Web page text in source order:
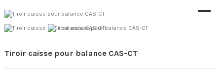
Tiroir caisse pour balance CAS-CT